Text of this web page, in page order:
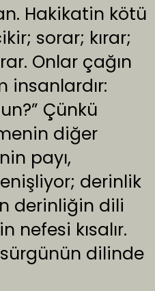
Hakikatin kötü
sorar; kırar;
Onlar çağın
insanlardır:
Çünkü
diğer
payı,
derinlik
derinliğin dili
nefesi kısalır.
dilinde